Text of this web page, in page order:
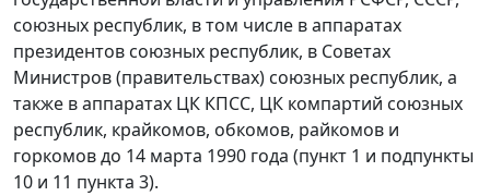
союзных республик, в том числе в аппаратах
президентов союзных республик, в Советах
Министров (правительствах) союзных республик, а
также в аппаратах ЦК КПСС, ЦК компартий союзных
республик, крайкомов, обкомов, райкомов и
горкомов до 14 марта 1990 года (пункт 1 и подпункты
10 и 11 пункта 3).